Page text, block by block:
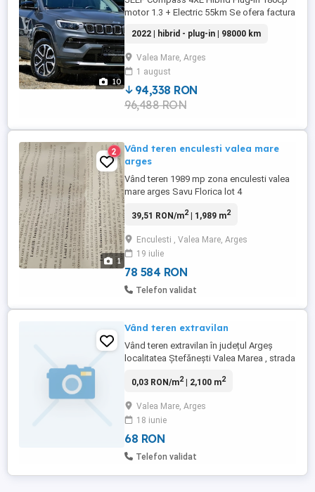
10
motor 1.3 + Electric 55km Se ofera factura
TVA inclus +++Firma specializata in
domeniul comertului auto second-hand.
+++Echipa cu peste 10 ani experienta in
domeniu. +++Posibilitate import auto la
comanda, comision fix. Nu ...
2022 | hibrid - plug-in | 98000 km
Valea Mare, Arges
1 august
94,338 RON
96,488 RON
1
2
Vând teren enculesti valea mare
arges
Vând teren 1989 mp zona enculesti valea
mare arges Savu Florica lot 4
39,51 RON/m2| 1,989 m2
Enculesti , Valea Mare, Arges
19 iulie
78 584 RON
Telefon validat
Vând teren extravilan
Vând teren extravilan în județul Argeș
localitatea Ștefănești Valea Marea , strada
punctul buca. Suprafața de 2100 mp. 13
proprietar. Pentru mai multe detalii va rog
să sunați la nr de telefon .
0,03 RON/m2| 2,100 m2
Valea Mare, Arges
18 iunie
68 RON
Telefon validat